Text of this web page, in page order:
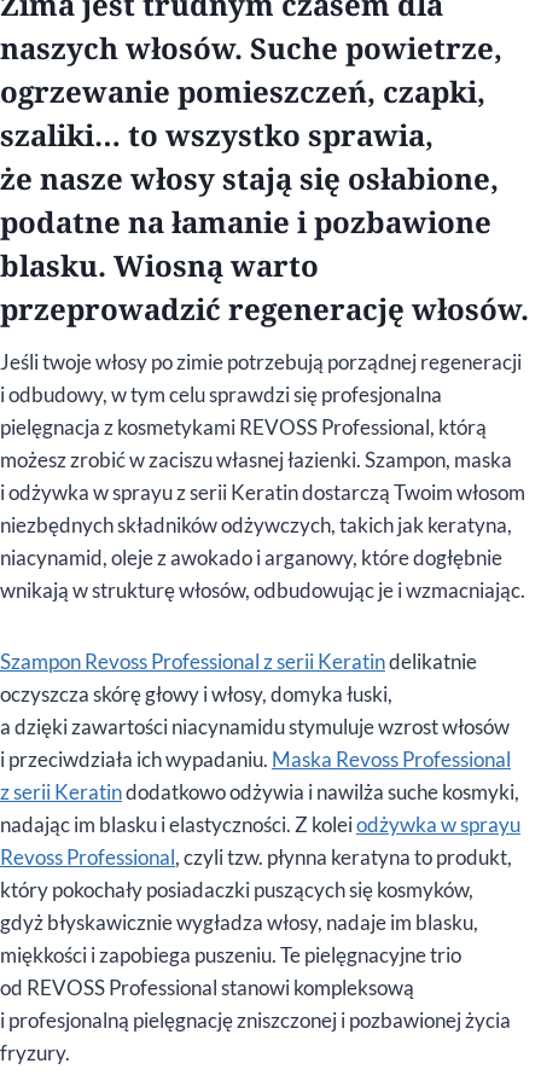
naszych włosów. Suche powietrze,
ogrzewanie pomieszczeń, czapki,
szaliki… to wszystko sprawia,
że nasze włosy stają się osłabione,
podatne na łamanie i pozbawione
blasku. Wiosną warto
przeprowadzić regenerację włosów.
Jeśli twoje włosy po zimie potrzebują porządnej regeneracji
i odbudowy, w tym celu sprawdzi się profesjonalna
pielęgnacja z kosmetykami REVOSS Professional, którą
możesz zrobić w zaciszu własnej łazienki. Szampon, maska
i odżywka w sprayu z serii Keratin dostarczą Twoim włosom
niezbędnych składników odżywczych, takich jak keratyna,
niacynamid, oleje z awokado i arganowy, które dogłębnie
wnikają w strukturę włosów, odbudowując je i wzmacniając.
Szampon Revoss Professional z serii Keratindelikatnie
oczyszcza skórę głowy i włosy, domyka łuski,
a dzięki zawartości niacynamidu stymuluje wzrost włosów
i przeciwdziała ich wypadaniu. Maska Revoss Professional
z serii Keratindodatkowo odżywia i nawilża suche kosmyki,
nadając im blasku i elastyczności. Z koleiodżywka w sprayu
Revoss Professional, czyli tzw. płynna keratyna to produkt,
który pokochały posiadaczki puszących się kosmyków,
gdyż błyskawicznie wygładza włosy, nadaje im blasku,
miękkości i zapobiega puszeniu. Te pielęgnacyjne trio
od REVOSS Professional stanowi kompleksową
i profesjonalną pielęgnację zniszczonej i pozbawionej życia
fryzury.